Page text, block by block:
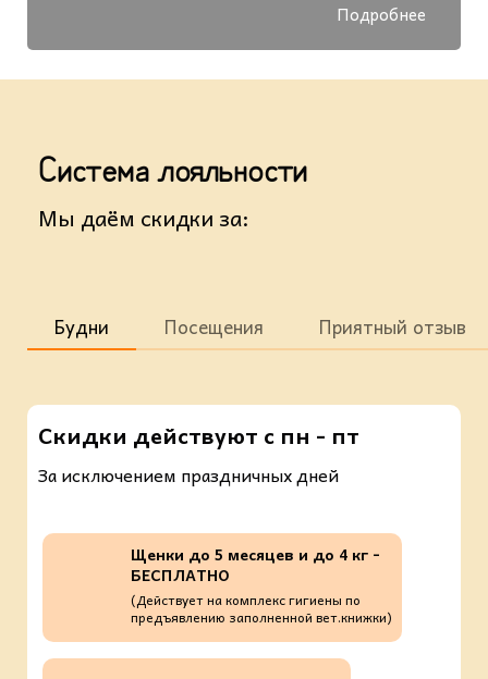
Подробнее
Система лояльности
Мы даём скидки за:
Будни Посещения Приятный отзыв
Щенки до 5 месяцев и до 4 кг -
БЕСПЛАТНО
(Действует на комплекс гигиены по
предъявлению заполненной вет.книжки)
Скидки действуют с пн - пт
За исключением праздничных дней